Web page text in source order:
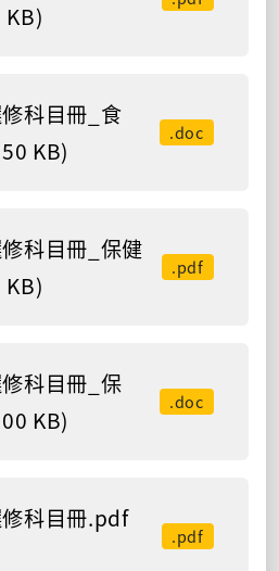
科目冊_食
KB)
.doc
科目冊_保健
.pdf
科目冊_保
KB)
.doc
科目冊.pdf
.pdf